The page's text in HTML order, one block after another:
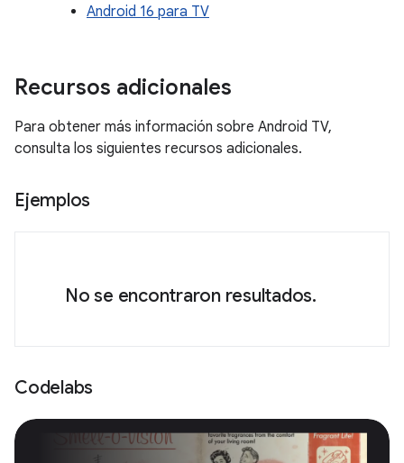
Android 16 para TV
Recursos adicionales
Para obtener más información sobre Android TV,
consulta los siguientes recursos adicionales.
Ejemplos
No se encontraron resultados.
Codelabs